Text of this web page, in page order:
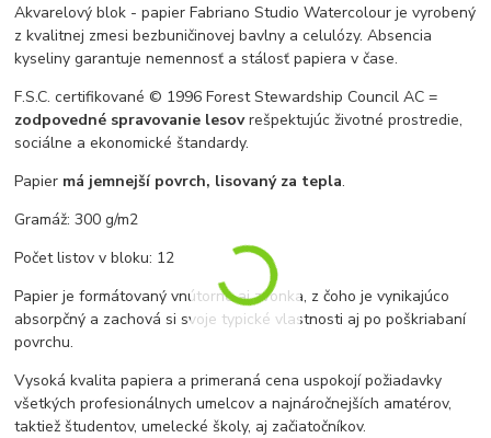
Akvarelový blok - papier Fabriano Studio Watercolour je vyrobený
z kvalitnej zmesi bezbuničinovej bavlny a celulózy. Absencia
kyseliny garantuje nemennosť a stálosť papiera v čase.
F.S.C. certifikované © 1996 Forest Stewardship Council AC =
zodpovedné spravovanie lesovrešpektujúc životné prostredie,
sociálne a ekonomické štandardy.
Papier má jemnejší povrch, lisovaný za tepla.
Gramáž: 300 g/m2
Počet listov v bloku: 12
Papier je formátovaný vnútorne aj zvonka, z čoho je vynikajúco
absorpčný a zachová si svoje typické vlastnosti aj po poškriabaní
povrchu.
Vysoká kvalita papiera a primeraná cena uspokojí požiadavky
všetkých profesionálnych umelcov a najnáročnejších amatérov,
taktiež študentov, umelecké školy, aj začiatočníkov.